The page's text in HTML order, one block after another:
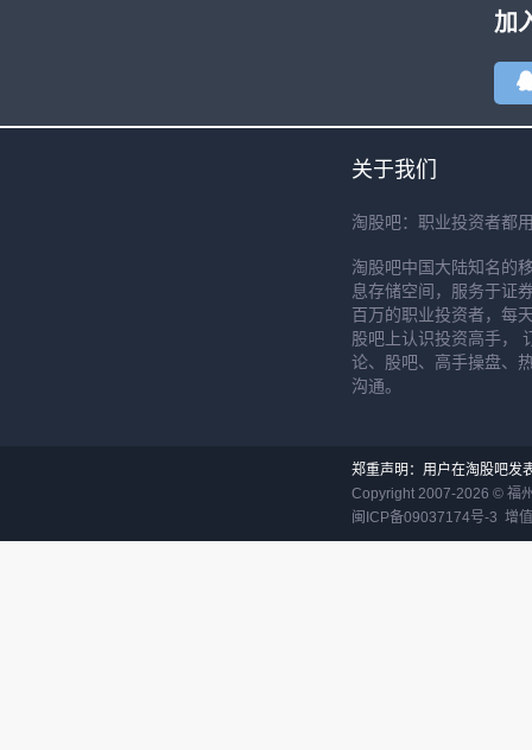
加
关于我们
淘股吧：职业投资者都
淘股吧中国大陆知名的
息存储空间，服务于证
百万的职业投资者，每
股吧上认识投资高手，
论、股吧、高手操盘、
沟通。
郑重声明：用户在淘股吧发
Copyright 2007-2026 © 福
闽ICP备09037174号-3 增